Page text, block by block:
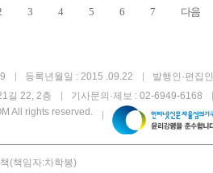
3 4 5 6 7 다음
등록년월일 : 2015 .09.22 발행인·편집
길 22, 2층
기사문의·제보 : 02-6949-6168
All rights reserved.
(책임자:차학봉)